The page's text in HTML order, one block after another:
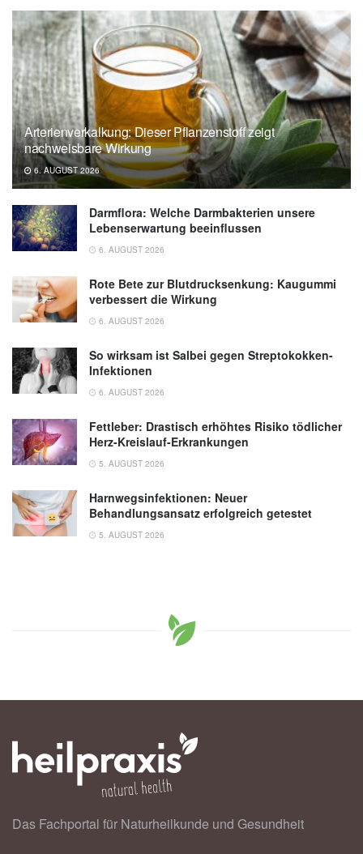
Robert Koch-Institut: Alkoholkonsum (Stand:
06.03.2023),RKI
Cleveland Clinic: No Amount of Alcohol Safe
for Heart, Report Says (veröffentlicht
12.04.2023),Cleveland Clinic
Arterienverkalkung: Dieser Pflanzenstoff zeigt
nachweisbare Wirkung
6. AUGUST 2026
Darmflora: Welche Darmbakterien unsere
Lebenserwartung beeinflussen
6. AUGUST 2026
Rote Bete zur Blutdrucksenkung: Kaugummi
verbessert die Wirkung
6. AUGUST 2026
So wirksam ist Salbei gegen Streptokokken-
Infektionen
6. AUGUST 2026
Fettleber: Drastisch erhöhtes Risiko tödlicher
Herz-Kreislauf-Erkrankungen
5. AUGUST 2026
Harnwegsinfektionen: Neuer
Behandlungsansatz erfolgreich getestet
5. AUGUST 2026
Das Fachportal für Naturheilkunde und Gesundheit